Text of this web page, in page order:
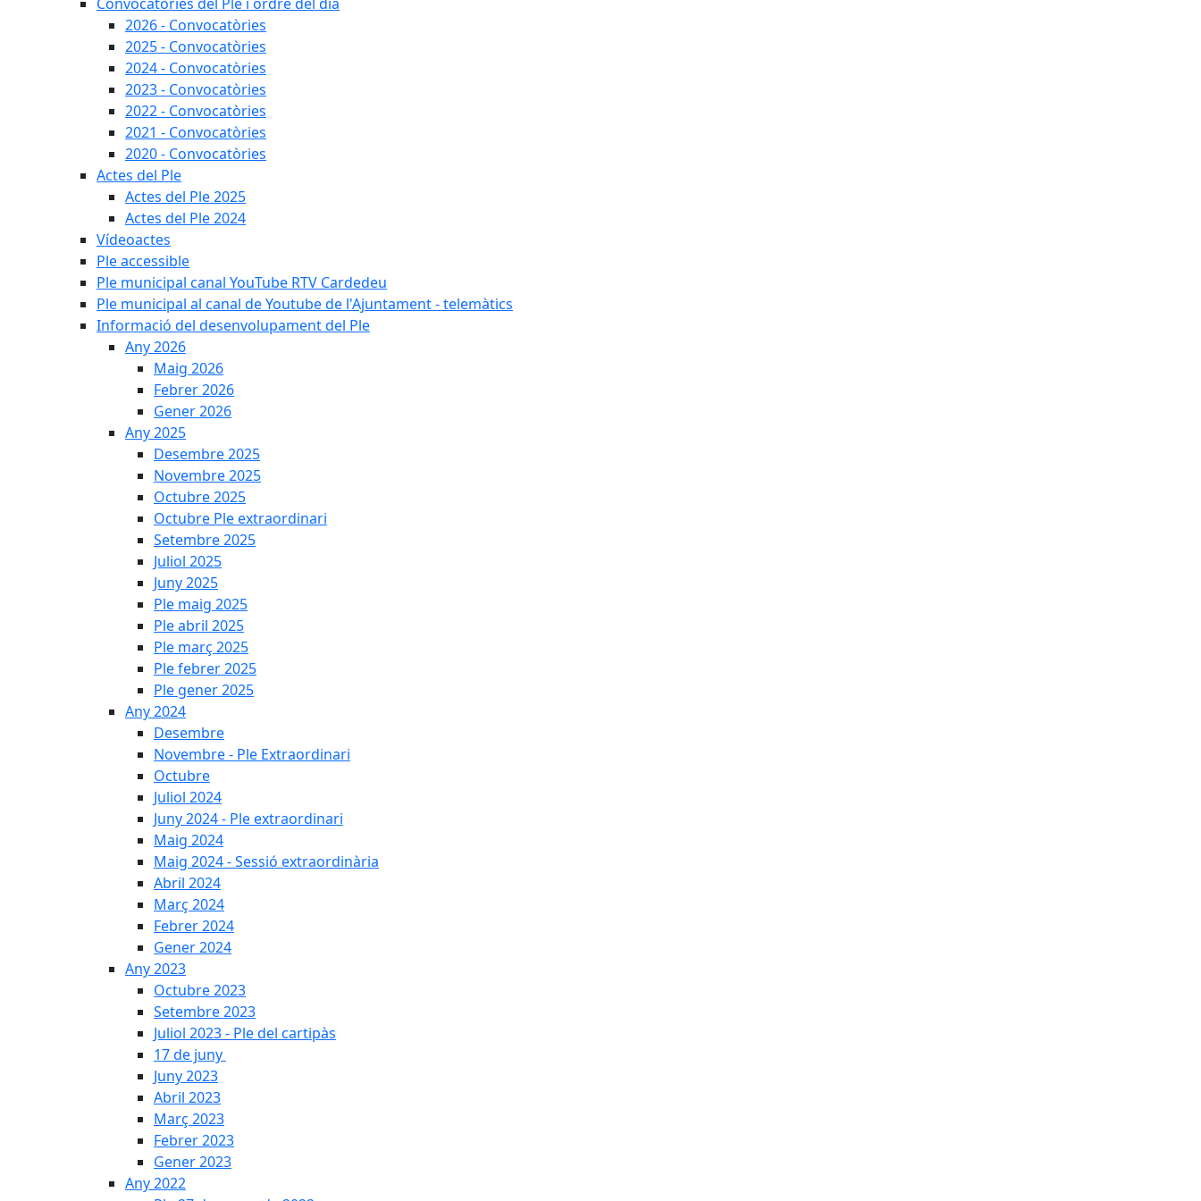
2026 - Convocatòries
2025 - Convocatòries
2024 - Convocatòries
2023 - Convocatòries
2022 - Convocatòries
2021 - Convocatòries
2020 - Convocatòries
Actes del Ple
Actes del Ple 2025
Actes del Ple 2024
Vídeoactes
Ple accessible
Ple municipal canal YouTube RTV Cardedeu
Ple municipal al canal de Youtube de l'Ajuntament - telemàtics
Informació del desenvolupament del Ple
Any 2026
Maig 2026
Febrer 2026
Gener 2026
Any 2025
Desembre 2025
Novembre 2025
Octubre 2025
Octubre Ple extraordinari
Setembre 2025
Juliol 2025
Juny 2025
Ple maig 2025
Ple abril 2025
Ple març 2025
Ple febrer 2025
Ple gener 2025
Any 2024
Desembre
Novembre - Ple Extraordinari
Octubre
Juliol 2024
Juny 2024 - Ple extraordinari
Maig 2024
Maig 2024 - Sessió extraordinària
Abril 2024
Març 2024
Febrer 2024
Gener 2024
Any 2023
Octubre 2023
Setembre 2023
Juliol 2023 - Ple del cartipàs
17 de juny
Juny 2023
Abril 2023
Març 2023
Febrer 2023
Gener 2023
Any 2022